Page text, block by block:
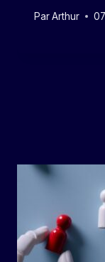
ParArthur